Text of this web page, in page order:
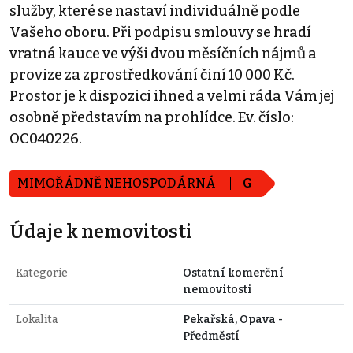
služby, které se nastaví individuálně podle
Vašeho oboru. Při podpisu smlouvy se hradí
vratná kauce ve výši dvou měsíčních nájmů a
provize za zprostředkování činí 10 000 Kč.
Prostor je k dispozici ihned a velmi ráda Vám jej
osobně představím na prohlídce. Ev. číslo:
OC040226.
MIMOŘÁDNĚ NEHOSPODÁRNÁ G
Údaje k nemovitosti
Kategorie
Ostatní komerční
nemovitosti
Lokalita
Pekařská, Opava -
Předměstí